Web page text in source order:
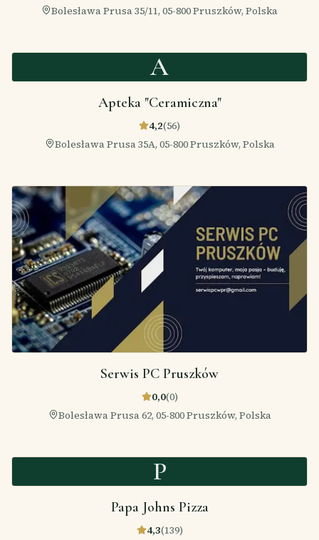
Bolesława Prusa 35/11, 05-800 Pruszków, Polska
A
Apteka "Ceramiczna"
4,2(56)
Bolesława Prusa 35A, 05-800 Pruszków, Polska
Serwis PC Pruszków
0,0(0)
Bolesława Prusa 62, 05-800 Pruszków, Polska
P
Papa Johns Pizza
4,3(139)